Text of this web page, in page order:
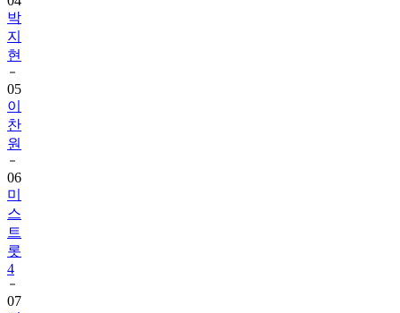
박
지
현
05
이
찬
원
06
미
스
트
롯
4
07